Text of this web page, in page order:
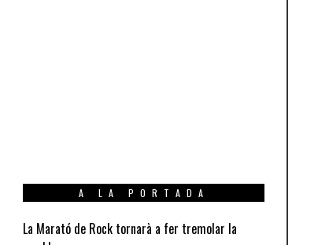
A LA PORTADA
La Marató de Rock tornarà a fer tremolar la